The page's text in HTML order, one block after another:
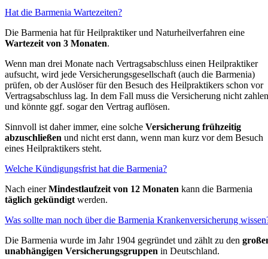
Hat die Barmenia Wartezeiten?
Die Barmenia hat für Heilpraktiker und Naturheilverfahren eine
Wartezeit von 3 Monaten.
Wenn man drei Monate nach Vertragsabschluss einen Heilpraktiker
aufsucht, wird jede Versicherungsgesellschaft (auch die Barmenia)
prüfen, ob der Auslöser für den Besuch des Heilpraktikers schon vor
Vertragsabschluss lag. In dem Fall muss die Versicherung nicht zahlen
und könnte ggf. sogar den Vertrag auflösen.
Sinnvoll ist daher immer, eine solche Versicherung frühzeitig
abzuschließen und nicht erst dann, wenn man kurz vor dem Besuch
eines Heilpraktikers steht.
Welche Kündigungsfrist hat die Barmenia?
Nach einerMindestlaufzeit von 12 Monaten kann die Barmenia
täglich gekündigt werden.
Was sollte man noch über die Barmenia Krankenversicherung
Die Barmenia wurde im Jahr 1904 gegründet und zählt zu den
unabhängigen Versicherungsgruppen in Deutschland.